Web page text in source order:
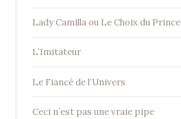
Lady Camilla ou Le Choix du Prince
L’Imitateur
Le Fiancé de l’Univers
Ceci n’est pas une vraie pipe